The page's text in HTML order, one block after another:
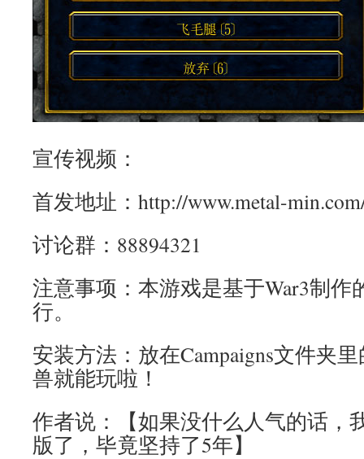
宣传视频：
首发地址：http://www.metal-
讨论群：88894321
注意事项：本游戏是基于War3制作
行。
安装方法：放在Campaigns文件夹
兽就能玩啦！
作者说：【如果没什么人气的话，
版了，毕竟坚持了5年】